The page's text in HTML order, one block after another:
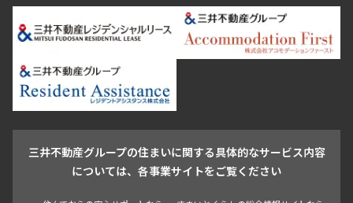
市ヶ谷・神楽坂・飯田橋
三田・芝・浜松町
芝浦・汐留・品川
月島・勝どき・豊洲
本郷・春日・小石川
目白・高田馬場・早稲田
中野・荻窪
池尻大橋・三軒茶屋
祐天寺・学芸大学・自由が丘
駒沢・用賀・二子玉川
成城・砧
青山 渋谷 東京・大手町 新宿 品川
目黒・中目黒
江東区 台東区 墨田区
中野区
豊島区
杉並区 板橋区 練馬区 荒川区
足立区
葛飾区
江戸川区
三井不動産グループの住まいに関する具体的なサービス内容
については、各事業サイトをご覧ください